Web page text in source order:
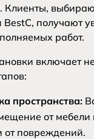
Клиенты,
получают
работ.
включает
пространства:
от мебели
от повреждений.